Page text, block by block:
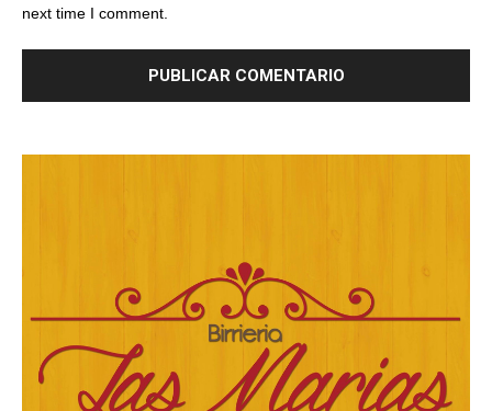
next time I comment.